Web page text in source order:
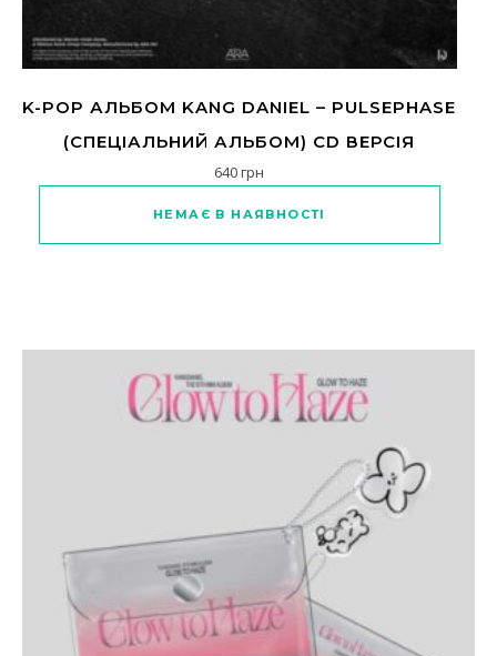
K-POP АЛЬБОМ KANG DANIEL – PULSEPHASE
(СПЕЦІАЛЬНИЙ АЛЬБОМ) CD ВЕРСІЯ
640грн
НЕМАЄ В НАЯВНОСТІ